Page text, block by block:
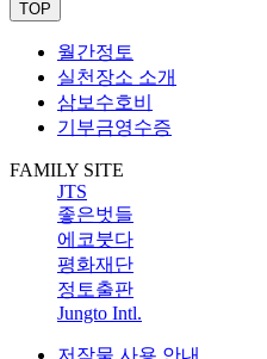
TOP
월간정토
실천장소 소개
삼보수호비
기부금영수증
FAMILY SITE
JTS
좋은벗들
에코붓다
평화재단
정토출판
Jungto Intl.
저작물 사용 안내